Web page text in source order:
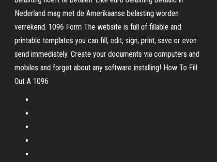
Nederland mag met de Amerikaanse belasting worden
verrekend. 1096 Form The website is full of fillable and
printable templates you can fill, edit, sign, print, save or even
send immediately. Create your documents via computers and
mobiles and forget about any software installing! How To Fill
Out A 1096